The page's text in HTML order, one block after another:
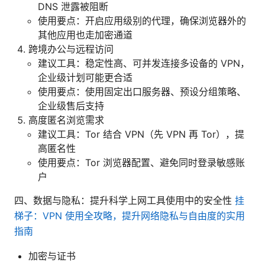
DNS 泄露被阻断
使用要点：开启应用级别的代理，确保浏览器外的
其他应用也走加密通道
跨境办公与远程访问
建议工具：稳定性高、可并发连接多设备的 VPN，
企业级计划可能更合适
使用要点：使用固定出口服务器、预设分组策略、
企业级售后支持
高度匿名浏览需求
建议工具：Tor 结合 VPN（先 VPN 再 Tor），提
高匿名性
使用要点：Tor 浏览器配置、避免同时登录敏感账
户
四、数据与隐私：提升科学上网工具使用中的安全性 挂
梯子：VPN 使用全攻略，提升网络隐私与自由度的实用
指南
加密与证书